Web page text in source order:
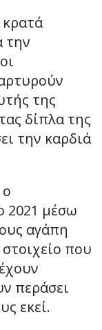
κρατά
την
της
δίπλα της
την καρδιά
2021 μέσω
αγάπη
που
περάσει
εκεί.